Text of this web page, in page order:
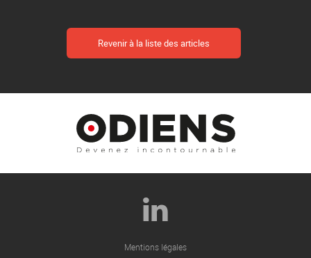
Revenir à la liste des articles
Mentions légales